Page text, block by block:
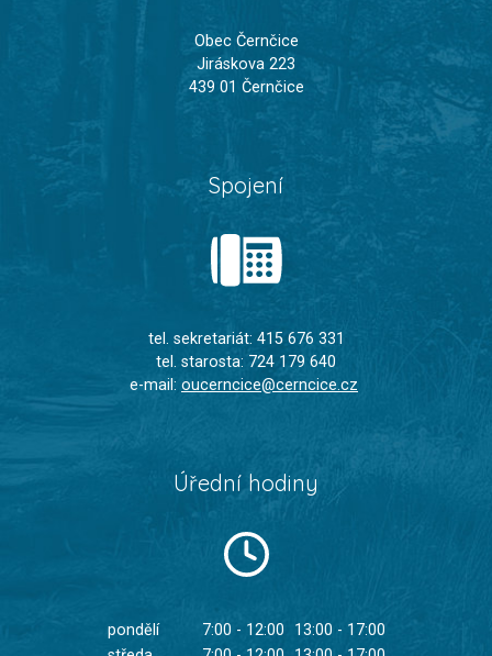
Obec Černčice
Jiráskova 223
439 01 Černčice
Spojení
tel. sekretariát: 415 676 331
tel. starosta: 724 179 640
e-mail: oucerncice@cerncice.cz
Úřední hodiny
pondělí 7:00 - 12:00
13:00 - 17:00